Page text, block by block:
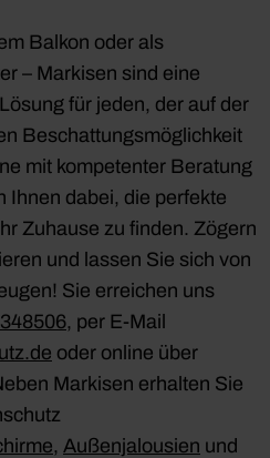
Balkon oder als
– Markisen sind eine
für jeden, der auf der
Beschattungsmöglichkeit
mit kompetenter Beratung
Ihnen dabei, die perfekte
Zuhause zu finden. Zögern
und lassen Sie sich von
Sie erreichen uns
, per E-Mail
oder online über
Markisen erhalten Sie
, Außenjalousien und